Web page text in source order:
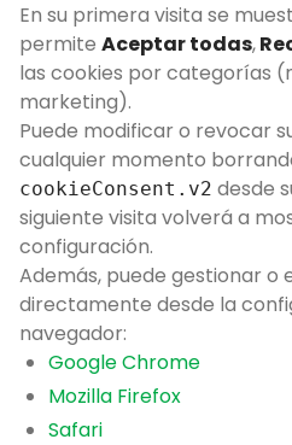
En su primera visita se
permite Aceptar todas,
las cookies por categorías
marketing).
Puede modificar o revocar
cualquier momento
cookieConsent.v2 desde
siguiente visita volverá a
configuración.
Además, puede gestionar o
directamente desde la
navegador:
Google Chrome
Mozilla Firefox
Safari